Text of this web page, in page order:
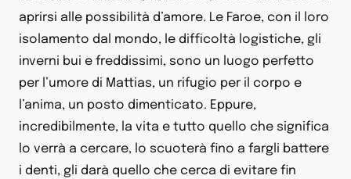
aprirsi alle possibilità d’amore. Le Faroe, con il loro
isolamento dal mondo, le difficoltà logistiche, gli
inverni bui e freddissimi, sono un luogo perfetto
per l’umore di Mattias, un rifugio per il corpo e
l’anima, un posto dimenticato. Eppure,
incredibilmente, la vita e tutto quello che significa
lo verrà a cercare, lo scuoterà fino a fargli battere
i denti, gli darà quello che cerca di evitare fin